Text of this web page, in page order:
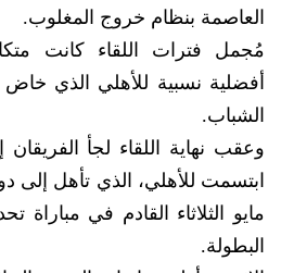
العاصمة بنظام خروج المغلوب.
مُجمل فترات اللقاء كانت
أفضلية نسبية للأهلي الذي خاض
الشباب.
وعقب نهاية اللقاء لجأ
مايو الثلاثاء القادم في مباراة
البطولة.